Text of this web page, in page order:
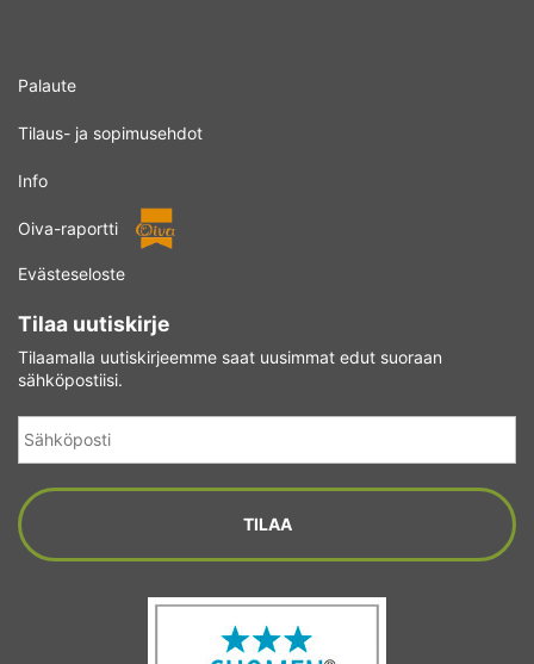
Palaute
Tilaus- ja sopimusehdot
Info
Oiva-raportti
Evästeseloste
Tilaa uutiskirje
Tilaamalla uutiskirjeemme saat uusimmat edut suoraan
sähköpostiisi.